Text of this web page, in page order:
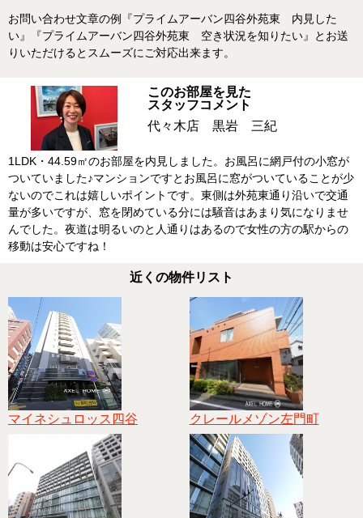
お問い合わせ文章の例『プライムアーバン四谷外苑東 内見した
い』『プライムアーバン四谷外苑東 空き状況を知りたい』とお送
りいただけるとスムーズにご対応出来ます。
このお部屋を見た
スタッフコメント
代々木店 黒岩 三紀
1LDK・44.59㎡のお部屋を内見しました。お風呂に網戸付の小窓が
ついていました♪マンションですとお風呂に窓がついていることが少
ないのでこれは嬉しいポイントです。東側は外苑東通り沿いで交通
量が多いですが、窓を閉めている分には騒音はあまり気になりませ
んでした。夜道は明るいのと人通りはあるので女性の方の駅からの
移動は安心ですね！
近くの物件リスト
マイネシュロッス四谷 クレールメゾン左門町